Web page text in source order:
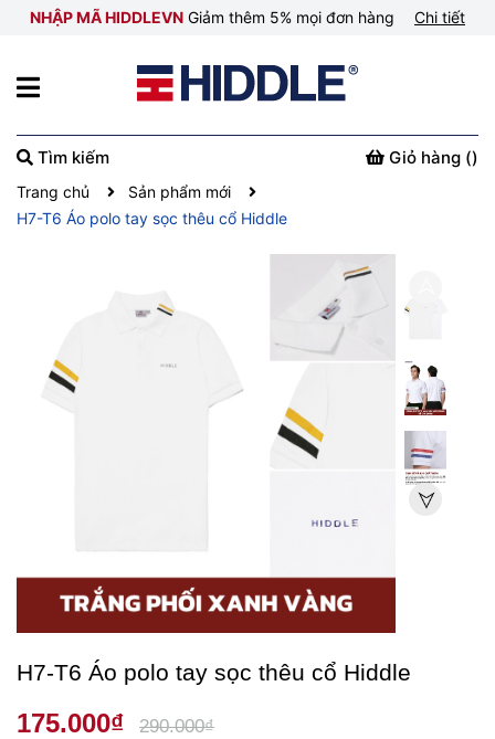
NHẬP MÃ HIDDLEVN Giảm thêm 5% mọi đơn hàng Chi tiết
Tìm kiếm Giỏ hàng ()
Trang chủ
Sản phẩm mới
H7-T6 Áo polo tay sọc thêu cổ Hiddle
H7-T6 Áo polo tay sọc thêu cổ Hiddle
175.000₫ 290.000₫